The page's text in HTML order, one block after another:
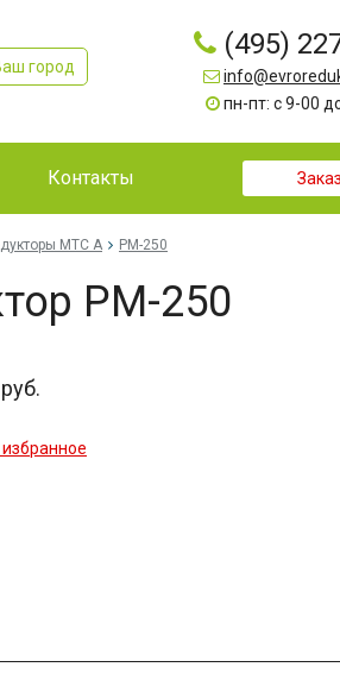
город
(495)
пн-пт: с 9-00
Контакты
MTC A РМ-250
РМ-250
руб.